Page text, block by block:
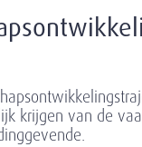
krijgen van de